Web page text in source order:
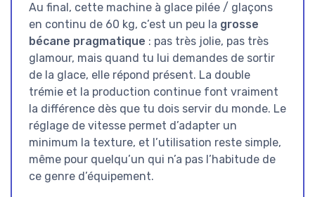
Au final, cette machine à glace pilée / glaçons
en continu de 60 kg, c’est un peu la grosse
bécane pragmatique : pas très jolie, pas très
glamour, mais quand tu lui demandes de sortir
de la glace, elle répond présent. La double
trémie et la production continue font vraiment
la différence dès que tu dois servir du monde. Le
réglage de vitesse permet d’adapter un
minimum la texture, et l’utilisation reste simple,
même pour quelqu’un qui n’a pas l’habitude de
ce genre d’équipement.